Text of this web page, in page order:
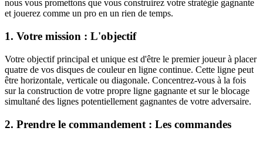
nous vous promettons que vous construirez votre stratégie gagnante
et jouerez comme un pro en un rien de temps.
1. Votre mission : L'objectif
Votre objectif principal et unique est d'être le premier joueur à placer
quatre de vos disques de couleur en ligne continue. Cette ligne peut
être horizontale, verticale ou diagonale. Concentrez-vous à la fois
sur la construction de votre propre ligne gagnante et sur le blocage
simultané des lignes potentiellement gagnantes de votre adversaire.
2. Prendre le commandement : Les commandes